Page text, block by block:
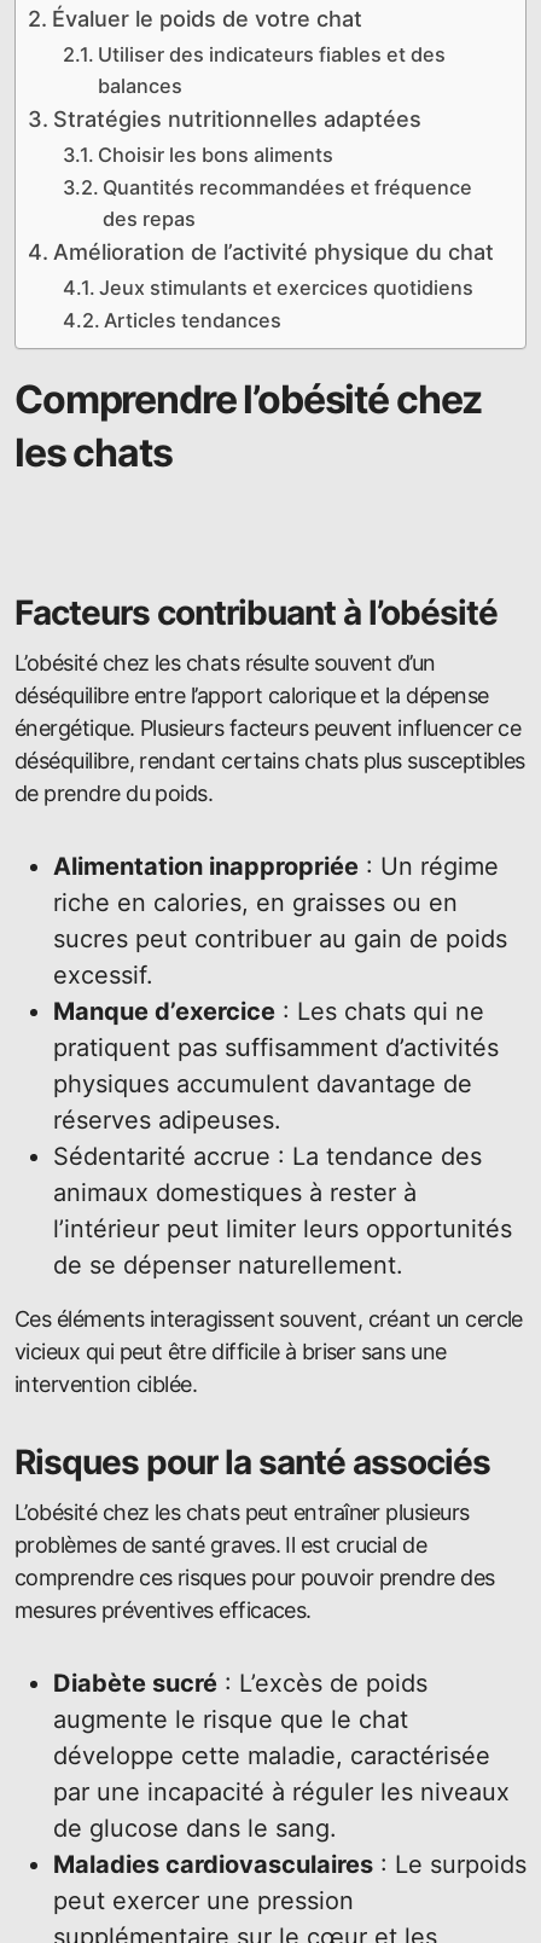
Évaluer le poids de votre chat
Utiliser des indicateurs fiables et des
balances
Stratégies nutritionnelles adaptées
Choisir les bons aliments
Quantités recommandées et fréquence
des repas
Amélioration de l’activité physique du chat
Jeux stimulants et exercices quotidiens
Articles tendances
Comprendre l’obésité chez
les chats
Facteurs contribuant à l’obésité
L’obésité chez les chats résulte souvent d’un
déséquilibre entre l’apport calorique et la dépense
énergétique. Plusieurs facteurs peuvent influencer ce
déséquilibre, rendant certains chats plus susceptibles
de prendre du poids.
Alimentation inappropriée : Un régime
riche en calories, en graisses ou en
sucres peut contribuer au gain de poids
excessif.
Manque d’exercice : Les chats qui ne
pratiquent pas suffisamment d’activités
physiques accumulent davantage de
réserves adipeuses.
Sédentarité accrue : La tendance des
animaux domestiques à rester à
l’intérieur peut limiter leurs opportunités
de se dépenser naturellement.
Ces éléments interagissent souvent, créant un cercle
vicieux qui peut être difficile à briser sans une
intervention ciblée.
Risques pour la santé associés
L’obésité chez les chats peut entraîner plusieurs
problèmes de santé graves. Il est crucial de
comprendre ces risques pour pouvoir prendre des
mesures préventives efficaces.
Diabète sucré : L’excès de poids
augmente le risque que le chat
développe cette maladie, caractérisée
par une incapacité à réguler les niveaux
de glucose dans le sang.
Maladies cardiovasculaires : Le surpoids
peut exercer une pression